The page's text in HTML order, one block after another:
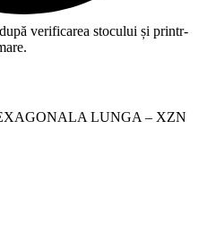
verificarea stocului și printr-
LUNGA – XZN